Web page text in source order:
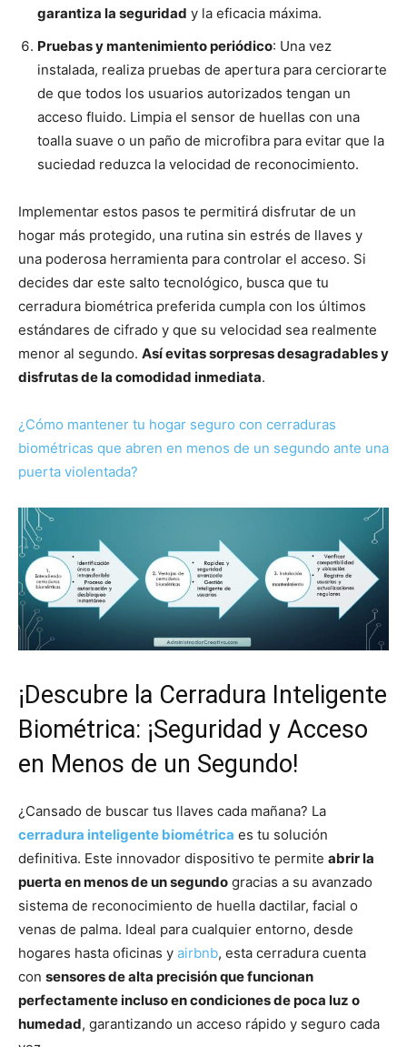
garantiza la seguridad y la eficacia máxima.
Pruebas y mantenimiento periódico: Una vez
instalada, realiza pruebas de apertura para cerciorarte
de que todos los usuarios autorizados tengan un
acceso fluido. Limpia el sensor de huellas con una
toalla suave o un paño de microfibra para evitar que la
suciedad reduzca la velocidad de reconocimiento.
Implementar estos pasos te permitirá disfrutar de un
hogar más protegido, una rutina sin estrés de llaves y
una poderosa herramienta para controlar el acceso. Si
decides dar este salto tecnológico, busca que tu
cerradura biométrica preferida cumpla con los últimos
estándares de cifrado y que su velocidad sea realmente
menor al segundo. Así evitas sorpresas desagradables y
disfrutas de la comodidad inmediata.
¿Cómo mantener tu hogar seguro con cerraduras
biométricas que abren en menos de un segundo ante una
puerta violentada?
¡Descubre la Cerradura Inteligente
Biométrica: ¡Seguridad y Acceso
en Menos de un Segundo!
¿Cansado de buscar tus llaves cada mañana? La
cerradura inteligente biométrica es tu solución
definitiva. Este innovador dispositivo te permite abrir la
puerta en menos de un segundo gracias a su avanzado
sistema de reconocimiento de huella dactilar, facial o
venas de palma. Ideal para cualquier entorno, desde
hogares hasta oficinas y airbnb, esta cerradura cuenta
con sensores de alta precisión que funcionan
perfectamente incluso en condiciones de poca luz o
humedad, garantizando un acceso rápido y seguro cada